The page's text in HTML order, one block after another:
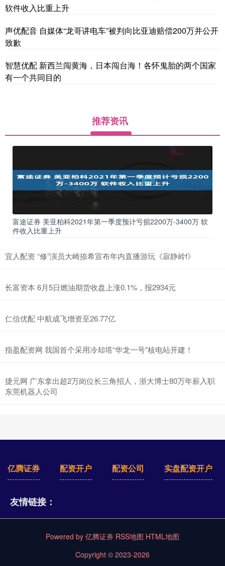
软件收入比重上升
声优配音 自媒体“龙哥讲电车”被判向比亚迪赔偿200万并公开
致歉
智慧优配 新西兰闯黄海，日本闯台海！各怀鬼胎的两个国家
有一个共同目的
推荐资讯
富途证券 美亚柏科2021年第一季度预计亏损2200万-3400万 软
件收入比重上升
宜人配资 “修”演员大崎捺希宣布年内直播游玩《寂静岭f》
长富资本 6月5日燃油期货收盘上涨0.1%，报2934元
仁信优配 中航成飞增资至26.77亿
指盈配资网 我国首个采用冷却塔“华龙一号”核电站开建！
捷元网 广东拿出超2万岗位长三角招人，浙大博士80万年薪入职
东莞机器人公司
亿腾证券 配资开户 配资公司 实盘配资开户
友情链接：
Powered by 亿腾证券 RSS地图 HTML地图
Copyright © 2023-2026